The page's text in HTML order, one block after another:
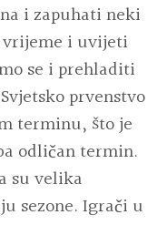
i zapuhati neki
i uvijeti
se i prehladiti
prvenstvo
terminu, što je
odličan termin.
su velika
sezone. Igrači u